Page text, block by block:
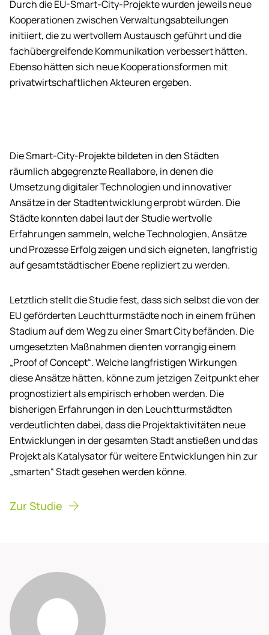
Durch die EU-Smart-City-Projekte wurden jeweils neue
Kooperationen zwischen Verwaltungsabteilungen
initiiert, die zu wertvollem Austausch geführt und die
fachübergreifende Kommunikation verbessert hätten.
Ebenso hätten sich neue Kooperationsformen mit
privatwirtschaftlichen Akteuren ergeben.
Die Smart-City-Projekte bildeten in den Städten
räumlich abgegrenzte Reallabore, in denen die
Umsetzung di­gitaler Technologien und innovativer
Ansätze in der Stadtentwicklung erprobt würden. Die
Städte konnten dabei laut der Studie wertvolle
Erfahrungen sammeln, welche Technologien, Ansätze
und Prozesse Erfolg zeigen und sich eigneten, langfristig
auf gesamtstädtischer Ebene repliziert zu werden.
Letztlich stellt die Studie fest, dass sich selbst die von der
EU geförderten Leuchtturmstädte noch in einem frühen
Stadium auf dem Weg zu einer Smart City befänden. Die
umgesetzten Maßnahmen dienten vorrangig einem
„Proof of Concept“. Welche langfristigen Wirkungen
diese Ansätze hätten, könne zum jetzigen Zeitpunkt eher
prognostiziert als empirisch erhoben werden. Die
bisherigen Erfahrungen in den Leuchtturmstädten
verdeutlichten dabei, dass die Projektaktivitäten neue
Entwicklungen in der gesamten Stadt anstießen und das
Projekt als Katalysator für weitere Entwicklungen hin zur
„smarten“ Stadt gesehen werden könne.
Zur Studie